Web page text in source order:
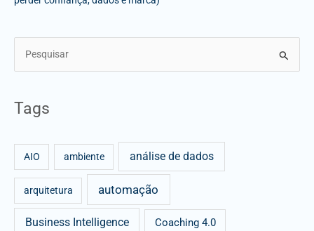
f
Tags
AIO ambiente análise de dados
arquitetura automação
Business Intelligence Coaching 4.0